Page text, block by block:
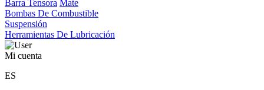
Barra Tensora Mate
Bombas De Combustible
Suspensión
Herramientas De Lubricación
Mi cuenta
ES